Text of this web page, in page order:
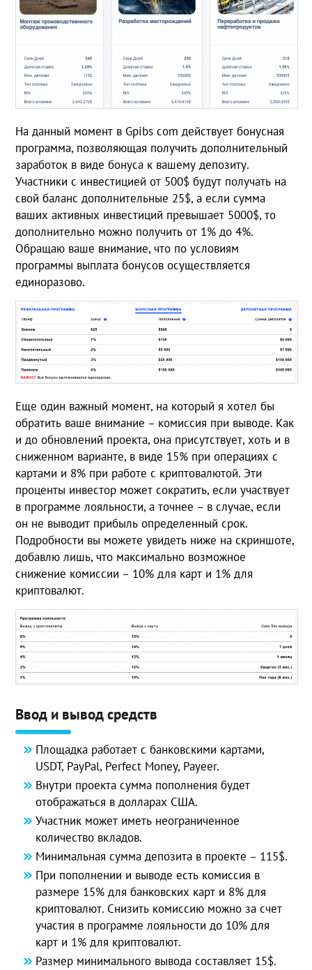
На данный момент в Gpibs com действует бонусная
программа, позволяющая получить дополнительный
заработок в виде бонуса к вашему депозиту.
Участники с инвестицией от 500$ будут получать на
свой баланс дополнительные 25$, а если сумма
ваших активных инвестиций превышает 5000$, то
дополнительно можно получить от 1% до 4%.
Обращаю ваше внимание, что по условиям
программы выплата бонусов осуществляется
единоразово.
Еще один важный момент, на который я хотел бы
обратить ваше внимание – комиссия при выводе. Как
и до обновлений проекта, она присутствует, хоть и в
сниженном варианте, в виде 15% при операциях с
картами и 8% при работе с криптовалютой. Эти
проценты инвестор может сократить, если участвует
в программе лояльности, а точнее – в случае, если
он не выводит прибыль определенный срок.
Подробности вы можете увидеть ниже на скриншоте,
добавлю лишь, что максимально возможное
снижение комиссии – 10% для карт и 1% для
криптовалют.
Ввод и вывод средств
Площадка работает с банковскими картами,
USDT, PayPal, Perfect Money, Payeer.
Внутри проекта сумма пополнения будет
отображаться в долларах США.
Участник может иметь неограниченное
количество вкладов.
Минимальная сумма депозита в проекте – 115$.
При пополнении и выводе есть комиссия в
размере 15% для банковских карт и 8% для
криптовалют. Снизить комиссию можно за счет
участия в программе лояльности до 10% для
карт и 1% для криптовалют.
Размер минимального вывода составляет 15$.